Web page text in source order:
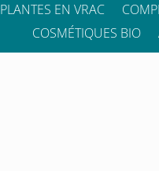
PLANTES EN VRAC
COSMÉTIQUES BIO